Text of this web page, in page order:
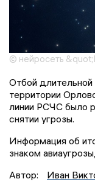
© нейросеть
Отбой длительной
территории
линии РСЧС было
снятии угрозы.
Информация об
знаком
Автор:
Иван